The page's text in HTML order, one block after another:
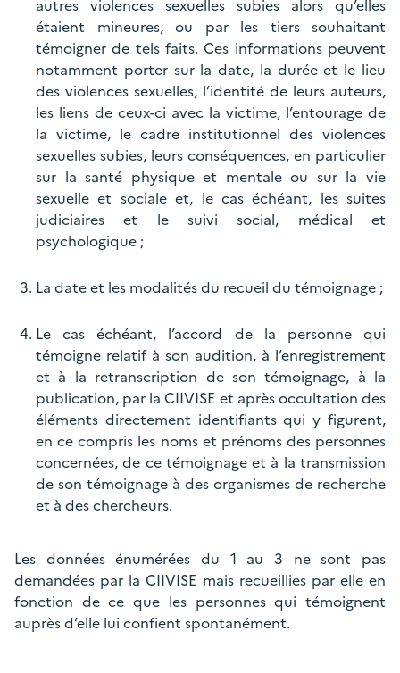
autres violences sexuelles subies alors qu’elles
étaient mineures, ou par les tiers souhaitant
témoigner de tels faits. Ces informations peuvent
notamment porter sur la date, la durée et le lieu
des violences sexuelles, l’identité de leurs auteurs,
les liens de ceux-ci avec la victime, l’entourage de
la victime, le cadre institutionnel des violences
sexuelles subies, leurs conséquences, en particulier
sur la santé physique et mentale ou sur la vie
sexuelle et sociale et, le cas échéant, les suites
judiciaires et le suivi social, médical et
psychologique ;
La date et les modalités du recueil du témoignage ;
Le cas échéant, l’accord de la personne qui
témoigne relatif à son audition, à l’enregistrement
et à la retranscription de son témoignage, à la
publication, par la CIIVISE et après occultation des
éléments directement identifiants qui y figurent,
en ce compris les noms et prénoms des personnes
concernées, de ce témoignage et à la transmission
de son témoignage à des organismes de recherche
et à des chercheurs.
Les données énumérées du 1 au 3 ne sont pas
demandées par la CIIVISE mais recueillies par elle en
fonction de ce que les personnes qui témoignent
auprès d’elle lui confient spontanément.